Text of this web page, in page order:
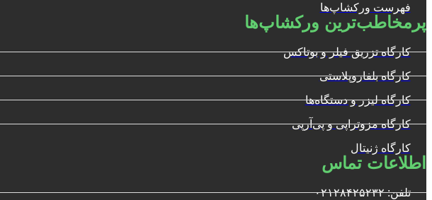
فهرست ورکشاپ‌ها
پرمخاطب‌ترین ورکشاپ‌ها
کارگاه تزریق فیلر و بوتاکس
کارگاه بلفاروپلاستی
کارگاه لیزر و دستگاه‌ها
کارگاه مزوتراپی و پی‌آرپی
کارگاه ژنیتال
اطلاعات تماس
تلفن: ۰۲۱۲۸۴۲۵۲۳۲